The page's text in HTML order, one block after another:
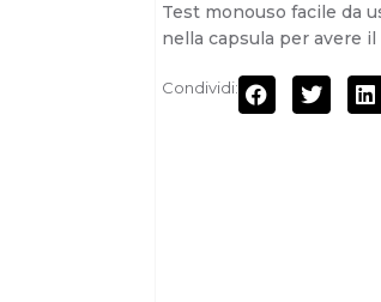
Test monouso facile da
nella capsula per avere
Condividi: